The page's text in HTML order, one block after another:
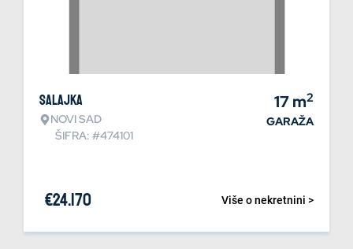
Salajka
NOVI SAD
ŠIFRA: #474101
17m2
GARAŽA
Više o nekretnini >
€24.170